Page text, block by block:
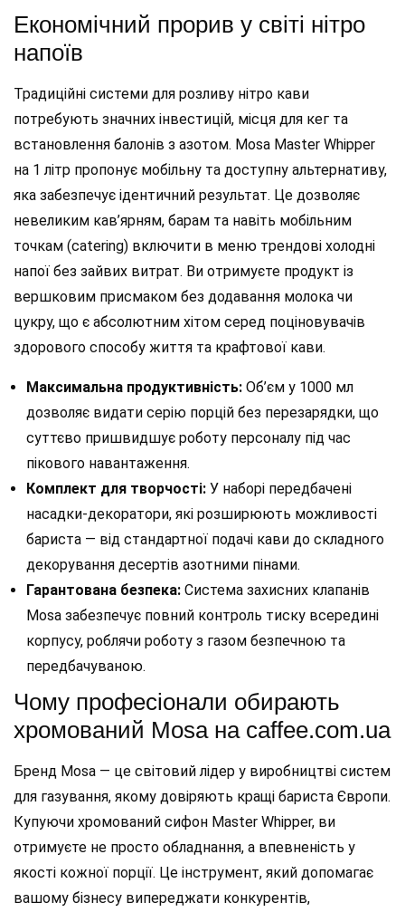
Економічний прорив у світі нітро
напоїв
Традиційні системи для розливу нітро кави
потребують значних інвестицій, місця для кег та
встановлення балонів з азотом. Mosa Master Whipper
на 1 літр пропонує мобільну та доступну альтернативу,
яка забезпечує ідентичний результат. Це дозволяє
невеликим кав’ярням, барам та навіть мобільним
точкам (catering) включити в меню трендові холодні
напої без зайвих витрат. Ви отримуєте продукт із
вершковим присмаком без додавання молока чи
цукру, що є абсолютним хітом серед поціновувачів
здорового способу життя та крафтової кави.
Максимальна продуктивність: Об’єм у 1000 мл
дозволяє видати серію порцій без перезарядки, що
суттєво пришвидшує роботу персоналу під час
пікового навантаження.
Комплект для творчості: У наборі передбачені
насадки-декоратори, які розширюють можливості
бариста — від стандартної подачі кави до складного
декорування десертів азотними пінами.
Гарантована безпека: Система захисних клапанів
Mosa забезпечує повний контроль тиску всередині
корпусу, роблячи роботу з газом безпечною та
передбачуваною.
Чому професіонали обирають
хромований Mosa на caffee.com.ua
Бренд Mosa — це світовий лідер у виробництві систем
для газування, якому довіряють кращі бариста Європи.
Купуючи хромований сифон Master Whipper, ви
отримуєте не просто обладнання, а впевненість у
якості кожної порції. Це інструмент, який допомагає
вашому бізнесу випереджати конкурентів,